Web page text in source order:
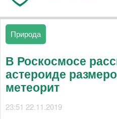
Природа
В Роскосмосе
астероиде
метеорит
23:51 22.11.2019